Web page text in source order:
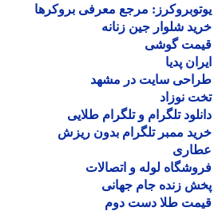
مرجع معرفی بروکرها
شلوار جین زنانه
گوشی
پدیا
سایت در مشهد
نوزاد
تلگرام و تلگرام طلایی
ممبر تلگرام بدون ریزش
لوله و اتصالات
زنده جام جهانی
طلا دست دوم